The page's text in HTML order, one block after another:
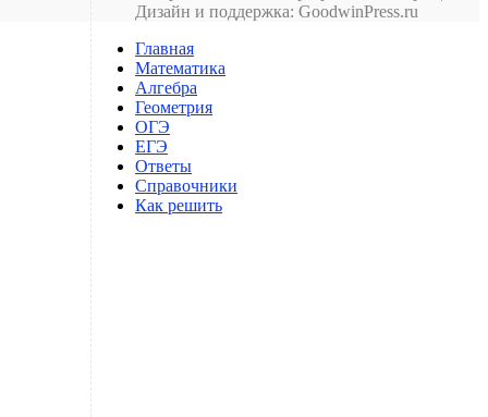
Дизайн и поддержка: GoodwinPress.ru
Главная
Математика
Алгебра
Геометрия
ОГЭ
ЕГЭ
Ответы
Справочники
Как решить